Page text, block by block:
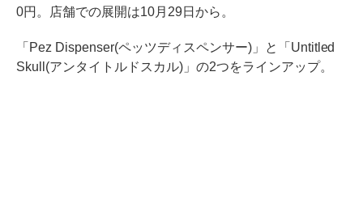
0円。店舗での展開は10月29日から。
「Pez Dispenser(ペッツディスペンサー)」と「Untitled
Skull(アンタイトルドスカル)」の2つをラインアップ。